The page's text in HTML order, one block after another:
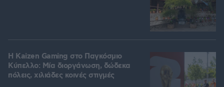
H Kaizen Gaming στο Παγκόσμιο
Kύπελλο: Μία διοργάνωση, δώδεκα
πόλεις, χιλιάδες κοινές στιγμές